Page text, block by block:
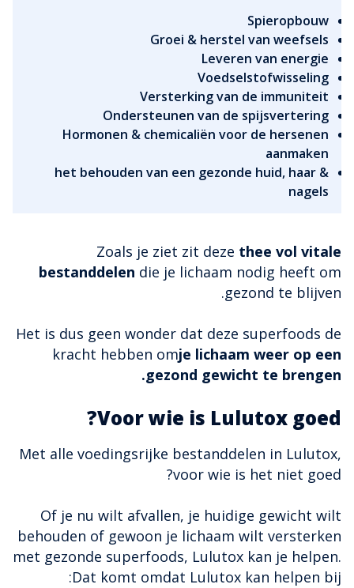
Spieropbouw
Groei & herstel van weefsels
Leveren van energie
Voedselstofwisseling
Versterking van de immuniteit
Ondersteunen van de spijsvertering
Hormonen & chemicaliën voor de hersenen
aanmaken
het behouden van een gezonde huid, haar &
nagels
Zoals je ziet zit deze thee vol vitale
bestanddelen die je lichaam nodig heeft om
gezond te blijven.
Het is dus geen wonder dat deze superfoods de
kracht hebben omje lichaam weer op een
gezond gewicht te brengen.
Voor wie is Lulutox goed?
Met alle voedingsrijke bestanddelen in Lulutox,
voor wie is het niet goed?
Of je nu wilt afvallen, je huidige gewicht wilt
behouden of gewoon je lichaam wilt versterken
met gezonde superfoods, Lulutox kan je helpen.
Dat komt omdat Lulutox kan helpen bij: